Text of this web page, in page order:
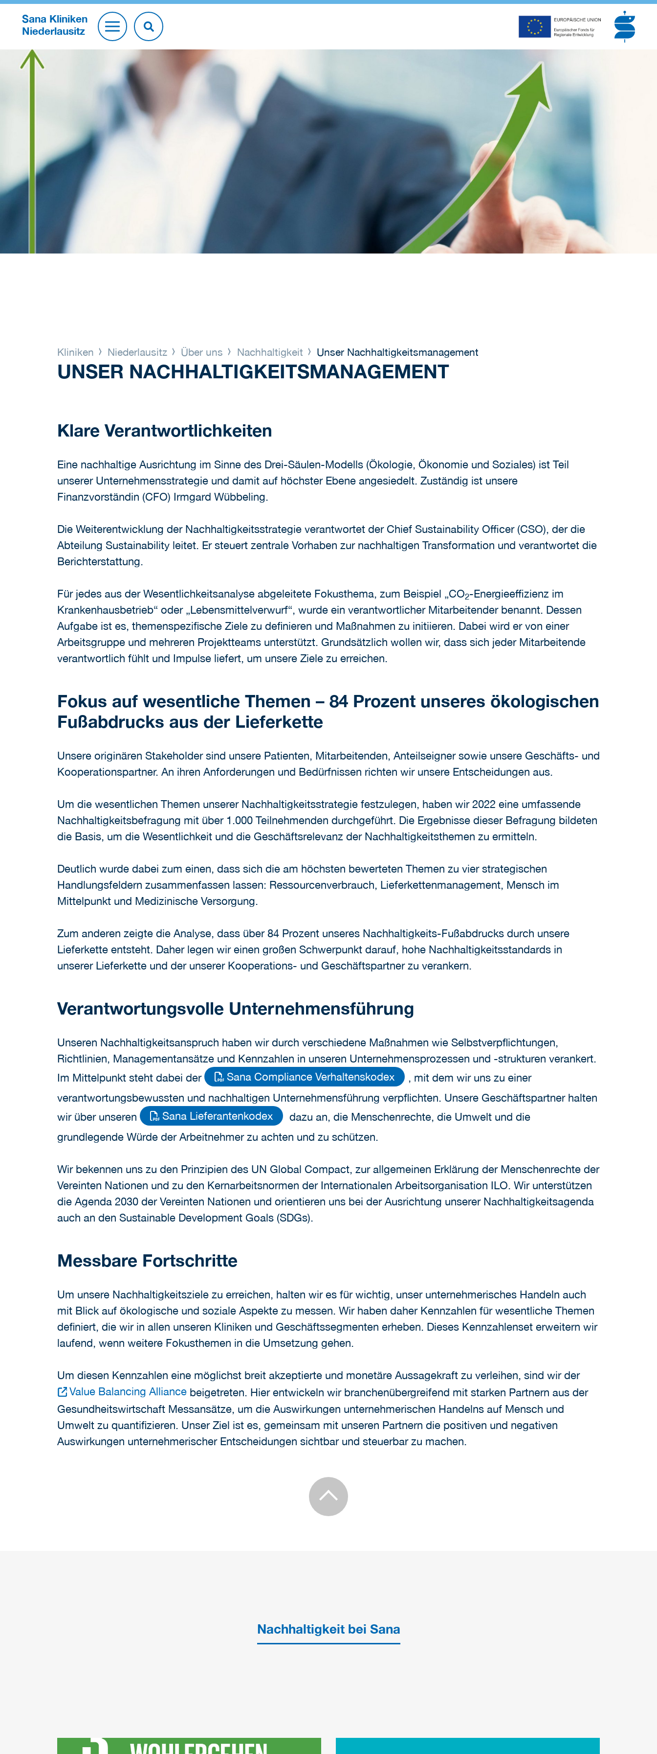
Sana Kliniken
Niederlausitz
Kliniken Niederlausitz Über uns Nachhaltigkeit Unser Nachhaltigkeitsmanagement
UNSER NACHHALTIGKEITSMANAGEMENT
Klare Verantwortlichkeiten
Eine nachhaltige Ausrichtung im Sinne des Drei-Säulen-Modells (Ökologie, Ökonomie und Soziales) ist Teil
unserer Unternehmensstrategie und damit auf höchster Ebene angesiedelt. Zuständig ist unsere
Finanzvorständin (CFO) Irmgard Wübbeling.
Die Weiterentwicklung der Nachhaltigkeitsstrategie verantwortet der Chief Sustainability Officer (CSO), der die
Abteilung Sustainability leitet. Er steuert zentrale Vorhaben zur nachhaltigen Transformation und verantwortet die
Berichterstattung.
Für jedes aus der Wesentlichkeitsanalyse abgeleitete Fokusthema, zum Beispiel „CO2-Energieeffizienz im
Krankenhausbetrieb“ oder „Lebensmittelverwurf“, wurde ein verantwortlicher Mitarbeitender benannt. Dessen
Aufgabe ist es, themenspezifische Ziele zu definieren und Maßnahmen zu initiieren. Dabei wird er von einer
Arbeitsgruppe und mehreren Projektteams unterstützt. Grundsätzlich wollen wir, dass sich jeder Mitarbeitende
verantwortlich fühlt und Impulse liefert, um unsere Ziele zu erreichen.
Fokus auf wesentliche Themen – 84 Prozent unseres ökologischen
Fußabdrucks aus der Lieferkette
Unsere originären Stakeholder sind unsere Patienten, Mitarbeitenden, Anteilseigner sowie unsere Geschäfts- und
Kooperationspartner. An ihren Anforderungen und Bedürfnissen richten wir unsere Entscheidungen aus.
Um die wesentlichen Themen unserer Nachhaltigkeitsstrategie festzulegen, haben wir 2022 eine umfassende
Nachhaltigkeitsbefragung mit über 1.000 Teilnehmenden durchgeführt. Die Ergebnisse dieser Befragung bildeten
die Basis, um die Wesentlichkeit und die Geschäftsrelevanz der Nachhaltigkeitsthemen zu ermitteln.
Deutlich wurde dabei zum einen, dass sich die am höchsten bewerteten Themen zu vier strategischen
Handlungsfeldern zusammenfassen lassen: Ressourcenverbrauch, Lieferkettenmanagement, Mensch im
Mittelpunkt und Medizinische Versorgung.
Zum anderen zeigte die Analyse, dass über 84 Prozent unseres Nachhaltigkeits-Fußabdrucks durch unsere
Lieferkette entsteht. Daher legen wir einen großen Schwerpunkt darauf, hohe Nachhaltigkeitsstandards in
unserer Lieferkette und der unserer Kooperations- und Geschäftspartner zu verankern.
Verantwortungsvolle Unternehmensführung
Unseren Nachhaltigkeitsanspruch haben wir durch verschiedene Maßnahmen wie Selbstverpflichtungen,
Richtlinien, Managementansätze und Kennzahlen in unseren Unternehmensprozessen und -strukturen verankert.
Im Mittelpunkt steht dabei der
Sana Compliance Verhaltenskodex
, mit dem wir uns zu einer
verantwortungsbewussten und nachhaltigen Unternehmensführung verpflichten. Unsere Geschäftspartner halten
wir über unseren
Sana Lieferantenkodex
dazu an, die Menschenrechte, die Umwelt und die
grundlegende Würde der Arbeitnehmer zu achten und zu schützen.
Wir bekennen uns zu den Prinzipien des UN Global Compact, zur allgemeinen Erklärung der Menschenrechte der
Vereinten Nationen und zu den Kernarbeitsnormen der Internationalen Arbeitsorganisation ILO. Wir unterstützen
die Agenda 2030 der Vereinten Nationen und orientieren uns bei der Ausrichtung unserer Nachhaltigkeitsagenda
auch an den Sustainable Development Goals (SDGs).
Messbare Fortschritte
Um unsere Nachhaltigkeitsziele zu erreichen, halten wir es für wichtig, unser unternehmerisches Handeln auch
mit Blick auf ökologische und soziale Aspekte zu messen. Wir haben daher Kennzahlen für wesentliche Themen
definiert, die wir in allen unseren Kliniken und Geschäftssegmenten erheben. Dieses Kennzahlenset erweitern wir
laufend, wenn weitere Fokusthemen in die Umsetzung gehen.
Um diesen Kennzahlen eine möglichst breit akzeptierte und monetäre Aussagekraft zu verleihen, sind wir der
Value Balancing Alliance beigetreten. Hier entwickeln wir branchenübergreifend mit starken Partnern aus der
Gesundheitswirtschaft Messansätze, um die Auswirkungen unternehmerischen Handelns auf Mensch und
Umwelt zu quantifizieren. Unser Ziel ist es, gemeinsam mit unseren Partnern die positiven und negativen
Auswirkungen unternehmerischer Entscheidungen sichtbar und steuerbar zu machen.
Nachhaltigkeit bei Sana